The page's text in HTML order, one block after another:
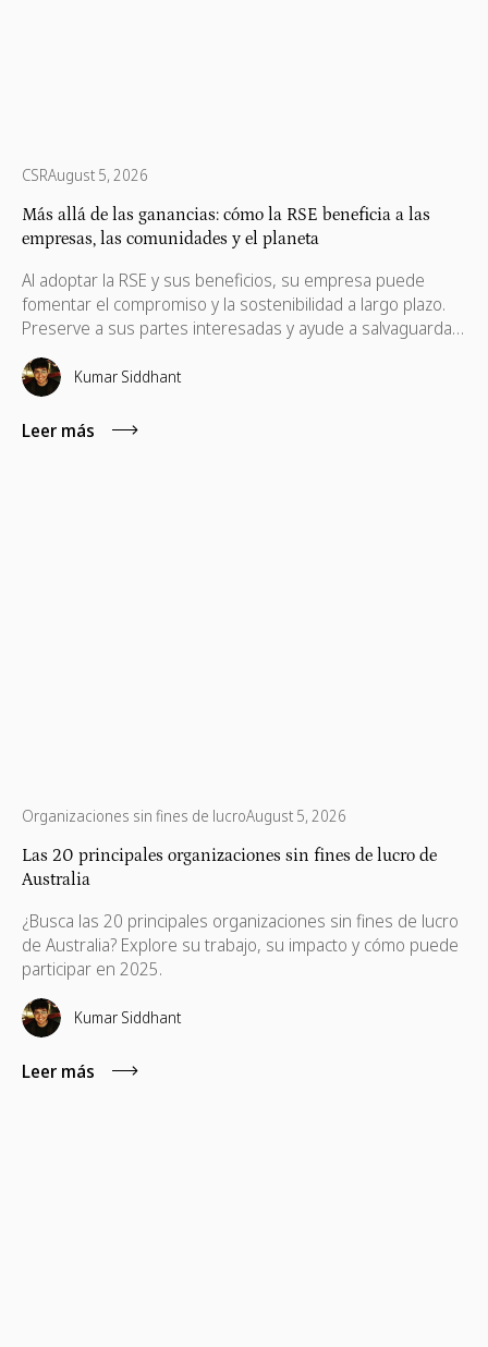
CSRAugust 5, 2026
Más allá de las ganancias: cómo la RSE beneficia a las
empresas, las comunidades y el planeta
Al adoptar la RSE y sus beneficios, su empresa puede
fomentar el compromiso y la sostenibilidad a largo plazo.
Preserve a sus partes interesadas y ayude a salvaguardar
sus intereses, que también son necesarios para su
progreso.Kumar Siddhant
Leer más
Organizaciones sin fines de lucroAugust 5, 2026
Las 20 principales organizaciones sin fines de lucro de
Australia
¿Busca las 20 principales organizaciones sin fines de lucro
de Australia? Explore su trabajo, su impacto y cómo puede
participar en 2025.
Kumar Siddhant
Leer más